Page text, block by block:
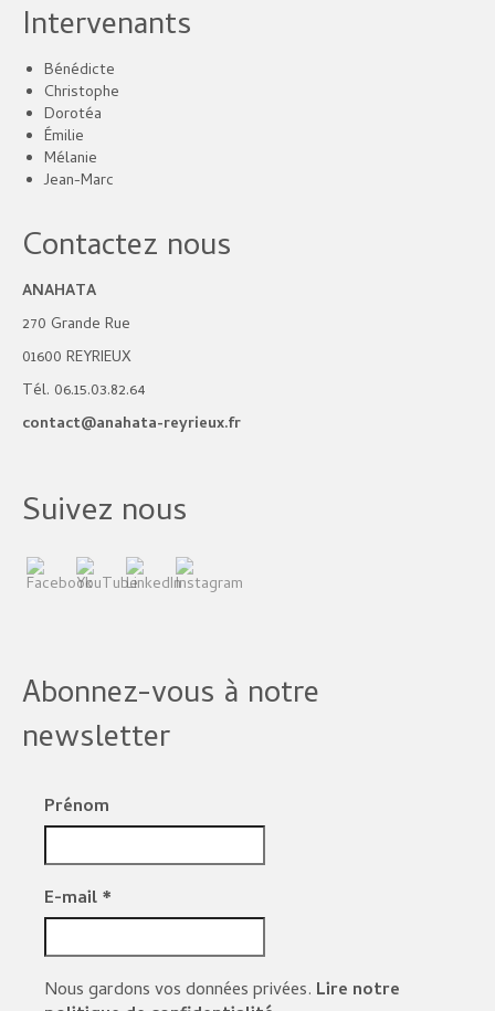
Intervenants
Bénédicte
Christophe
Dorotéa
Émilie
Mélanie
Jean-Marc
Contactez nous
ANAHATA
270 Grande Rue
01600 REYRIEUX
Tél. 06.15.03.82.64
contact@anahata-reyrieux.fr
Suivez nous
Abonnez-vous à notre
newsletter
Prénom
E-mail*
Nous gardons vos données privées. Lire notre